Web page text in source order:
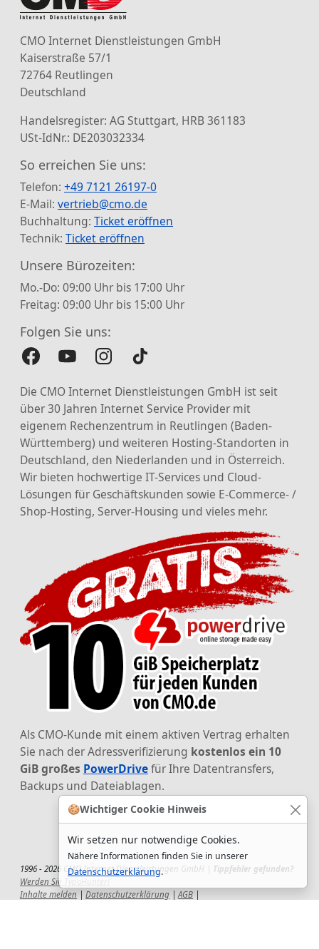
🍪Wichtiger Cookie Hinweis
Wir setzen nur notwendige Cookies.
Nähere Informationen finden Sie in unserer
Datenschutzerklärung.
CMO Internet Dienstleistungen GmbH
Kaiserstraße 57/1
72764 Reutlingen
Deutschland
Handelsregister: AG Stuttgart, HRB 361183
USt-IdNr.: DE203032334
So erreichen Sie uns:
Telefon: +49 7121 26197-0
E-Mail: vertrieb@cmo.de
Buchhaltung: Ticket eröffnen
Technik: Ticket eröffnen
Unsere Bürozeiten:
Mo.-Do: 09:00 Uhr bis 17:00 Uhr
Freitag: 09:00 Uhr bis 15:00 Uhr
Folgen Sie uns:
Die CMO Internet Dienstleistungen GmbH ist seit
über 30 Jahren Internet Service Provider mit
eigenem Rechenzentrum in Reutlingen (Baden-
Württemberg) und weiteren Hosting-Standorten in
Deutschland, den Niederlanden und in Österreich.
Wir bieten hochwertige IT-Services und Cloud-
Lösungen für Geschäftskunden sowie E-Commerce- /
Shop-Hosting, Server-Housing und vieles mehr.
Als CMO-Kunde mit einem aktiven Vertrag erhalten
Sie nach der Adressverifizierung kostenlos ein 10
GiB großes PowerDrivefür Ihre Datentransfers,
Backups und Dateiablagen.
1996 - 2026 CMO Internet Dienstleistungen GmbH | Tippfehler gefunden?
Werden Sie TypoHunter!
Inhalte melden
Datenschutzerklärung AGB